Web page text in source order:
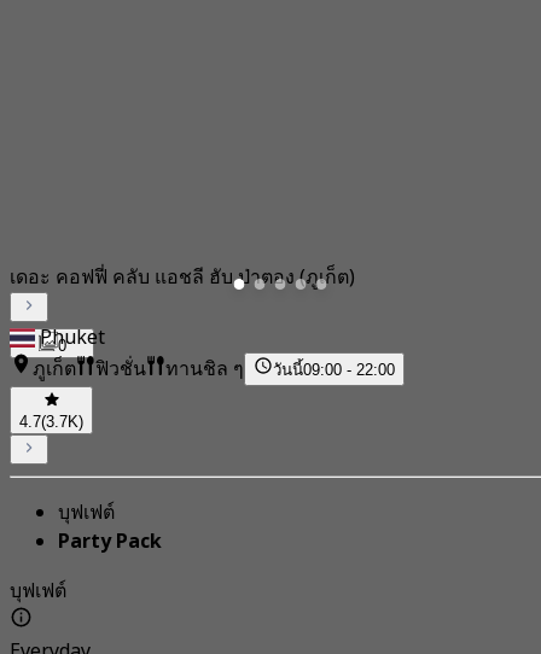
0
เดอะ คอฟฟี่ คลับ แอชลี ฮับ ป่าตอง (ภูเก็ต)
Phuket
ภูเก็ต
ฟิวชั่น ทานชิล ๆ วันนี้09:00 - 22:00
4.7(3.7K)
บุฟเฟต์
Party Pack
บุฟเฟต์